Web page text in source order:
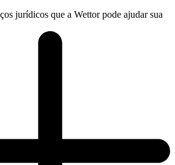
jurídicos que a Wettor pode ajudar sua